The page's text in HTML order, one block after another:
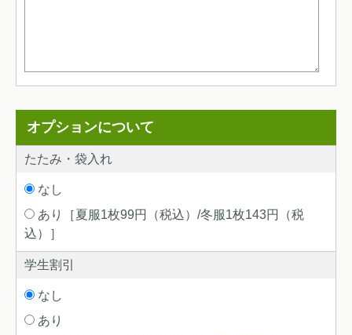
オプションについて
たたみ・袋入れ
なし
あり［夏服1枚99円（税込）/冬服1枚143円（税
込）］
学生割引
なし
あり